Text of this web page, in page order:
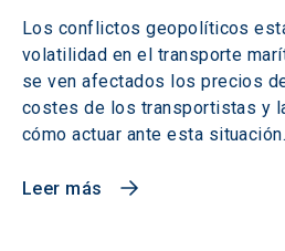
Los conflictos geopolíticos
volatilidad en el transporte
se ven afectados los precios
costes de los transportistas y
cómo actuar ante esta situación.
Leer más